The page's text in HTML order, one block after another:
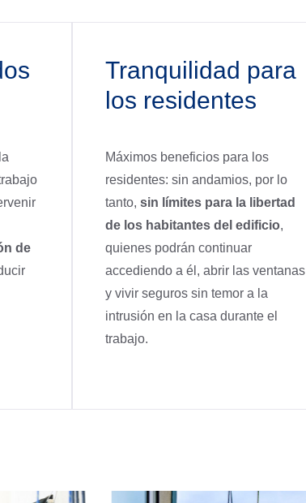
de
Tranquilidad para
los residentes
Máximos beneficios para los
residentes: sin andamios, por lo
tanto,sin límites para la libertad
de los habitantes del edificio,
quienes podrán continuar
accediendo a él, abrir las ventanas
y vivir seguros sin temor a la
intrusión en la casa durante el
trabajo.